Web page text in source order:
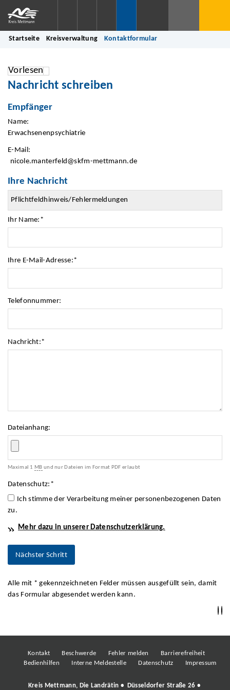
Startseite Kreisverwaltung Kontaktformular
Vorlesen
Nachricht schreiben
Empfänger
Name:
Erwachsenenpsychiatrie
E-Mail:
nicole.manterfeld@skfm-mettmann.de
Ihre Nachricht
Ihr Name: *
Ihre E-Mail-Adresse:*
Telefonnummer:
Nachricht:*
Dateianhang:
Maximal 1 MB und nur Dateien im Format PDF erlaubt
Datenschutz: *
Ich stimme der Verarbeitung meiner personenbezogenen Daten
zu.
Mehr dazu in unserer Datenschutzerklärung.
Alle mit * gekennzeichneten Felder müssen ausgefüllt sein, damit
das Formular abgesendet werden kann.
Kontakt Beschwerde Fehler melden
Barrierefreiheit
Bedienhilfen
Interne Meldestelle Datenschutz Impressum
Kreis Mettmann, Die Landrätin • Düsseldorfer Straße 26 •